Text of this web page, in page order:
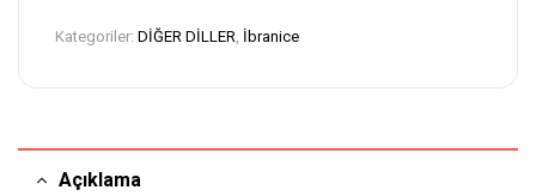
Kategoriler: DİĞER DİLLER, İbranice
Açıklama